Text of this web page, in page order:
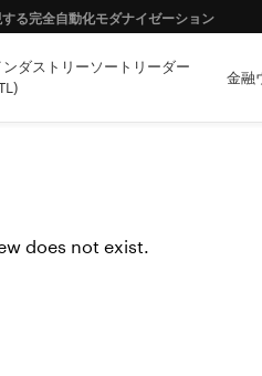
ノベーションの両立に向けて
い方 第1回 金融機関に求められる新た
ンダストリーソートリーダー
金融
does not exist.